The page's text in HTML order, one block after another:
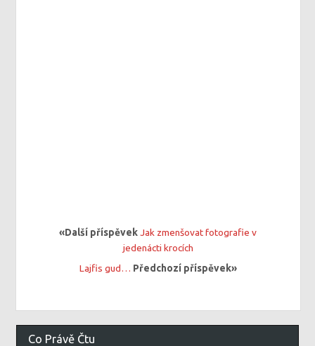
«Další příspěvekJak zmenšovat fotografie v
jedenácti krocích
Lajfis gud… Předchozí příspěvek»
Co Právě Čtu